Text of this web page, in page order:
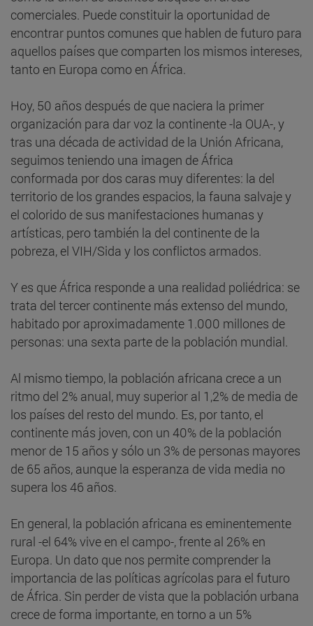
comerciales. Puede constituir la oportunidad de
encontrar puntos comunes que hablen de futuro para
aquellos países que comparten los mismos intereses,
tanto en Europa como en África.
Hoy, 50 años después de que naciera la primer
organización para dar voz la continente -la OUA-, y
tras una década de actividad de la Unión Africana,
seguimos teniendo una imagen de África
conformada por dos caras muy diferentes: la del
territorio de los grandes espacios, la fauna salvaje y
el colorido de sus manifestaciones humanas y
artísticas, pero también la del continente de la
pobreza, el VIH/Sida y los conflictos armados.
Y es que África responde a una realidad poliédrica: se
trata del tercer continente más extenso del mundo,
habitado por aproximadamente 1.000 millones de
personas: una sexta parte de la población mundial.
Al mismo tiempo, la población africana crece a un
ritmo del 2% anual, muy superior al 1,2% de media de
los países del resto del mundo. Es, por tanto, el
continente más joven, con un 40% de la población
menor de 15 años y sólo un 3% de personas mayores
de 65 años, aunque la esperanza de vida media no
supera los 46 años.
En general, la población africana es eminentemente
rural -el 64% vive en el campo-, frente al 26% en
Europa. Un dato que nos permite comprender la
importancia de las políticas agrícolas para el futuro
de África. Sin perder de vista que la población urbana
crece de forma importante, en torno a un 5%